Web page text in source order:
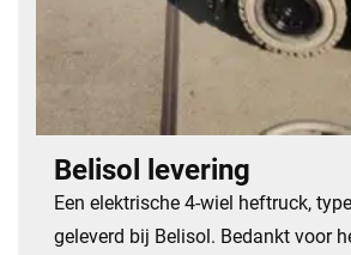
Belisol levering
Een elektrische 4-wiel heftruck,
geleverd bij Belisol. Bedankt voor